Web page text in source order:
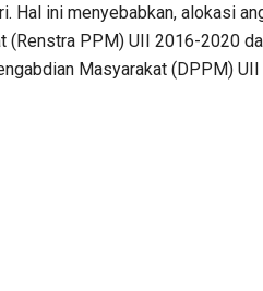
ini menyebabkan, alokasi
PPM) UII 2016-2020
Masyarakat (DPPM)